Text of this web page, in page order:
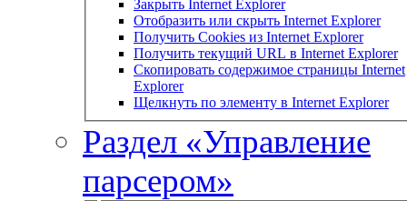
Закрыть Internet Explorer
Отобразить или скрыть Internet Explorer
Получить Cookies из Internet Explorer
Получить текущий URL в Internet Explorer
Скопировать содержимое страницы Internet
Explorer
Щелкнуть по элементу в Internet Explorer
Раздел «Управление
парсером»